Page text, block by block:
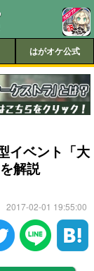
はがオケ公式
イベント「大
解説
2017-02-01 19:55:00